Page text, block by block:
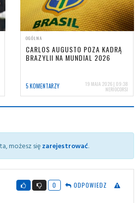
OGÓLNA
CARLOS AUGUSTO POZA KADRĄ
BRAZYLII NA MUNDIAL 2026
5 KOMENTARZY 19 MAJA 2026 | 09:38
NERIOCORSI
możesz sięzarejestrować.
0 ODPOWIEDZ